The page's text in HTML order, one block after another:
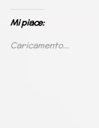
Mi piace:
Caricamento...